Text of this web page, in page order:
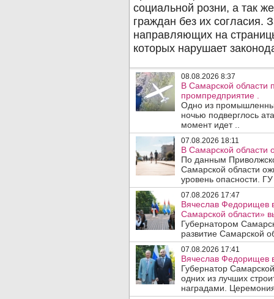
08.08.2026 8:37
В Самарской области
промпредприятие .
Одно из
ночью подверглось
момент идет ..
07.08.2026 18:11
В Самарской области
По данным
Самарской области
уровень опасности.
07.08.2026 17:47
Вячеслав Федорищев
Самарской области»
Губернатором
развитие Самарской
07.08.2026 17:41
Вячеслав Федорищев
Губернатор
одних из лучших
наградами.